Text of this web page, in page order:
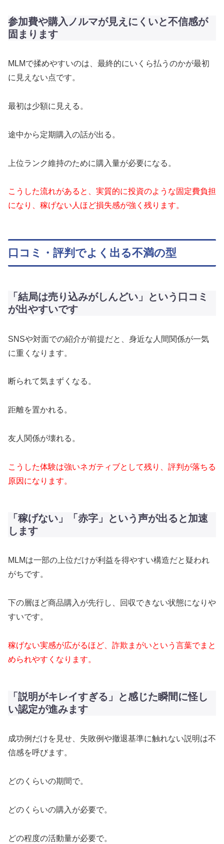
参加費や購入ノルマが見えにくいと不信感が
固まります
MLMで揉めやすいのは、最終的にいくら払うのかが最初
に見えない点です。
最初は少額に見える。
途中から定期購入の話が出る。
上位ランク維持のために購入量が必要になる。
こうした流れがあると、実質的に投資のような固定費負担
になり、稼げない人ほど損失感が強く残ります。
口コミ・評判でよく出る不満の型
「結局は売り込みがしんどい」という口コミ
が出やすいです
SNSや対面での紹介が前提だと、身近な人間関係が一気
に重くなります。
断られて気まずくなる。
距離を置かれる。
友人関係が壊れる。
こうした体験は強いネガティブとして残り、評判が落ちる
原因になります。
「稼げない」「赤字」という声が出ると加速
します
MLMは一部の上位だけが利益を得やすい構造だと疑われ
がちです。
下の層ほど商品購入が先行し、回収できない状態になりや
すいです。
稼げない実感が広がるほど、詐欺まがいという言葉でまと
められやすくなります。
「説明がキレイすぎる」と感じた瞬間に怪し
い認定が進みます
成功例だけを見せ、失敗例や撤退基準に触れない説明は不
信感を呼びます。
どのくらいの期間で。
どのくらいの購入が必要で。
どの程度の活動量が必要で。